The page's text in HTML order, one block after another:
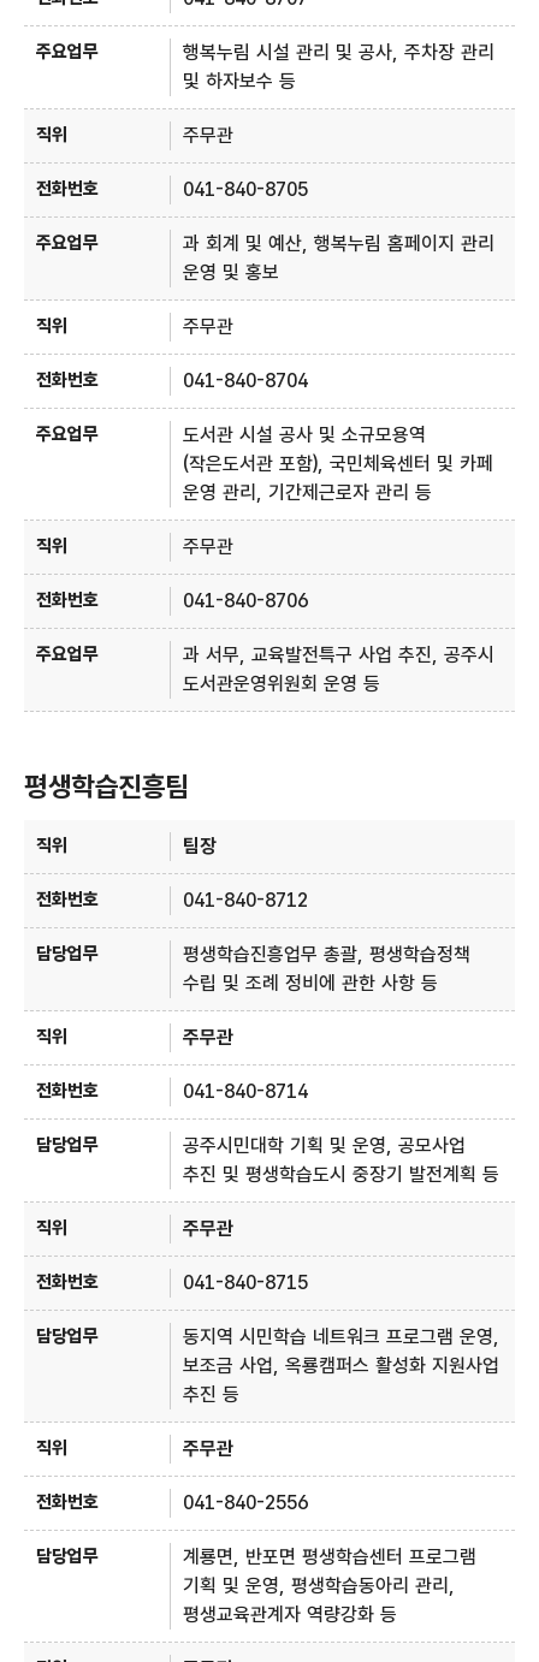
행복누림 시설 관리 및 공사, 주차장 관리
및 하자보수 등
주무관
041-840-8705
과 회계 및 예산, 행복누림 홈페이지 관리
운영 및 홍보
주무관
041-840-8704
도서관 시설 공사 및 소규모용역
(작은도서관 포함), 국민체육센터 및 카페
운영 관리, 기간제근로자 관리 등
주무관
041-840-8706
과 서무, 교육발전특구 사업 추진, 공주시
도서관운영위원회 운영 등
평생학습진흥팀
팀장
041-840-8712
평생학습진흥업무 총괄, 평생학습정책
수립 및 조례 정비에 관한 사항 등
주무관
041-840-8714
공주시민대학 기획 및 운영, 공모사업
추진 및 평생학습도시 중장기 발전계획 등
주무관
041-840-8715
동지역 시민학습 네트워크 프로그램 운영,
보조금 사업, 옥룡캠퍼스 활성화 지원사업
추진 등
주무관
041-840-2556
계룡면, 반포면 평생학습센터 프로그램
기획 및 운영, 평생학습동아리 관리,
평생교육관계자 역량강화 등